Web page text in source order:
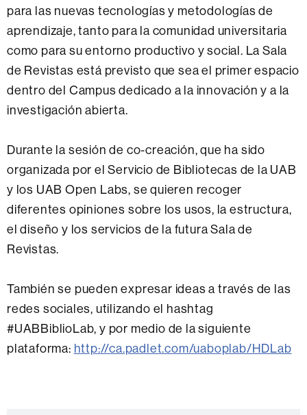
para las nuevas tecnologías y metodologías de
aprendizaje, tanto para la comunidad universitaria
como para su entorno productivo y social. La Sala
de Revistas está previsto que sea el primer espacio
dentro del Campus dedicado a la innovación y a la
investigación abierta.
Durante la sesión de co-creación, que ha sido
organizada por el Servicio de Bibliotecas de la UAB
y los UAB Open Labs, se quieren recoger
diferentes opiniones sobre los usos, la estructura,
el diseño y los servicios de la futura Sala de
Revistas.
También se pueden expresar ideas a través de las
redes sociales, utilizando el hashtag
#UABBiblioLab, y por medio de la siguiente
plataforma: http://ca.padlet.com/uaboplab/HDLab